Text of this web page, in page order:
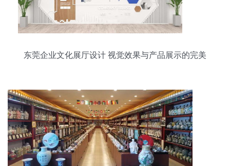
东莞企业文化展厅设计 视觉效果与产品展示的完美